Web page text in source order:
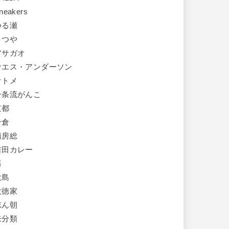
る瀬
つや
サガオ
エス・アンダーソン
メ
条流がんこ
都
房総
田カレー
徳家
ん朝
分類